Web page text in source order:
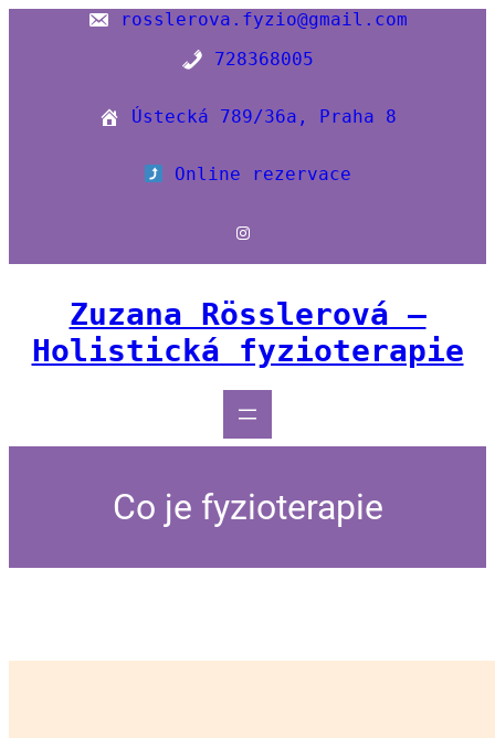
Přeskočit
rosslerova.fyzio@gmail.com
728368005
Ústecká 789/36a, Praha 8
Online rezervace
Instagram
Zuzana Rösslerová –
Holistická fyzioterapie
Co je fyzioterapie